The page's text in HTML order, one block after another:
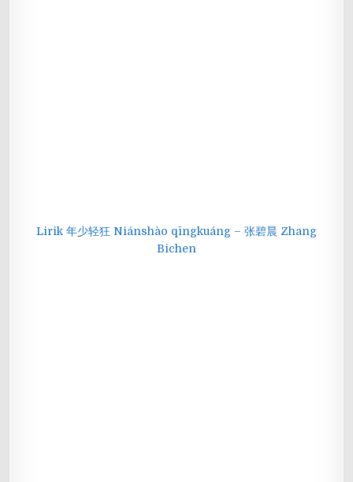
Lirik 年少轻狂 Niánshào qīngkuáng – 张碧晨 Zhang
Bichen